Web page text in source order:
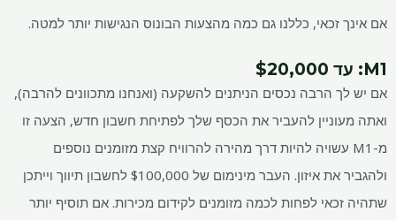
אם אינך זכאי, כללנו גם כמה מהצעות הבונוס הנגישות יותר למטה.
M1: עד $20,000
אם יש לך הרבה נכסים הניתנים להשקעה (ואנחנו מתכוונים להרבה),
ואתה מעוניין להעביר את הכסף שלך לפתיחת חשבון חדש, הצעה זו
מ-M1 עשויה להיות דרך מהירה להרוויח קצת מזומנים נוספים
ולהגביר את איזון. העבר מינימום של $100,000 לחשבון תיווך וייתכן
שתהיה זכאי לפחות לכמה מזומנים לקידום מכירות. אם תוסיף יותר